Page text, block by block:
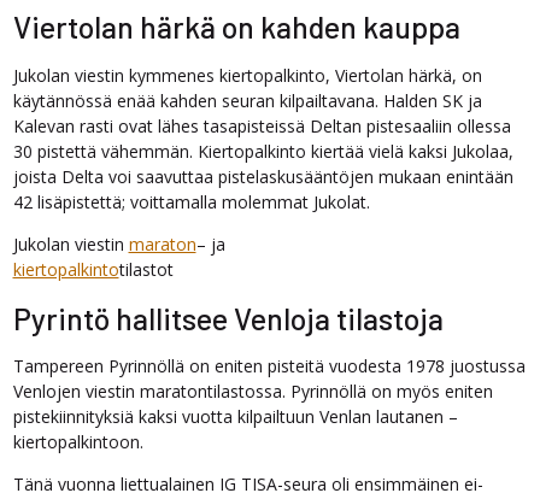
Viertolan härkä on kahden kauppa
Jukolan viestin kymmenes kiertopalkinto, Viertolan härkä, on
käytännössä enää kahden seuran kilpailtavana. Halden SK ja
Kalevan rasti ovat lähes tasapisteissä Deltan pistesaaliin ollessa
30 pistettä vähemmän. Kiertopalkinto kiertää vielä kaksi Jukolaa,
joista Delta voi saavuttaa pistelaskusääntöjen mukaan enintään
42 lisäpistettä; voittamalla molemmat Jukolat.
Jukolan viestin maraton– ja
kiertopalkintotilastot
Pyrintö hallitsee Venloja tilastoja
Tampereen Pyrinnöllä on eniten pisteitä vuodesta 1978 juostussa
Venlojen viestin maratontilastossa. Pyrinnöllä on myös eniten
pistekiinnityksiä kaksi vuotta kilpailtuun Venlan lautanen –
kiertopalkintoon.
Tänä vuonna liettualainen IG TISA-seura oli ensimmäinen ei-